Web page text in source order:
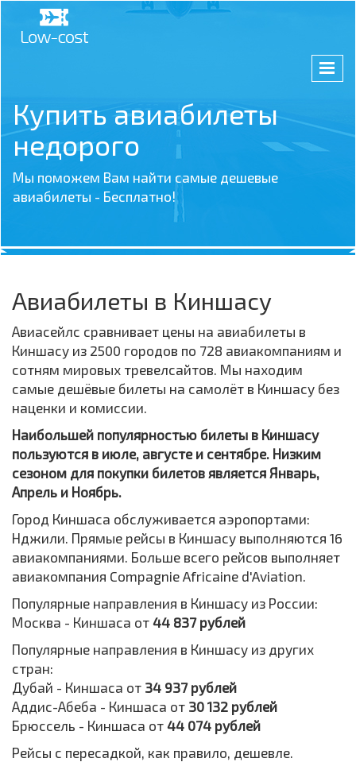
Купить авиабилеты
недорого
Мы поможем Вам найти самые дешевые
авиабилеты - Бесплатно!
Авиабилеты в Киншасу
Авиасейлс сравнивает цены на авиабилеты в
Киншасу из 2500 городов по 728 авиакомпаниям и
сотням мировых тревелсайтов. Мы находим
самые дешёвые билеты на самолёт в Киншасу без
наценки и комиссии.
Наибольшей популярностью билеты в Киншасу
пользуются в июле, августе и сентябре. Низким
сезоном для покупки билетов является Январь,
Апрель и Ноябрь.
Город Киншаса обслуживается аэропортами:
Нджили. Прямые рейсы в Киншасу выполняются 16
авиакомпаниями. Больше всего рейсов выполняет
авиакомпания Compagnie Africaine d'Aviation.
Популярные направления в Киншасу из России:
Москва - Киншаса от 44 837 рублей
Популярные направления в Киншасу из других
стран:
Дубай - Киншаса от 34 937 рублей
Аддис-Абеба - Киншаса от 30 132 рублей
Брюссель - Киншаса от 44 074 рублей
Рейсы с пересадкой, как правило, дешевле.